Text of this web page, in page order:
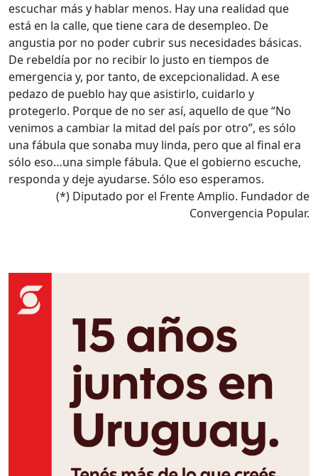
escuchar más y hablar menos. Hay una realidad que
está en la calle, que tiene cara de desempleo. De
angustia por no poder cubrir sus necesidades básicas.
De rebeldía por no recibir lo justo en tiempos de
emergencia y, por tanto, de excepcionalidad. A ese
pedazo de pueblo hay que asistirlo, cuidarlo y
protegerlo. Porque de no ser así, aquello de que “No
venimos a cambiar la mitad del país por otro”, es sólo
una fábula que sonaba muy linda, pero que al final era
sólo eso…una simple fábula. Que el gobierno escuche,
responda y deje ayudarse. Sólo eso esperamos.
(*) Diputado por el Frente Amplio. Fundador de
Convergencia Popular.